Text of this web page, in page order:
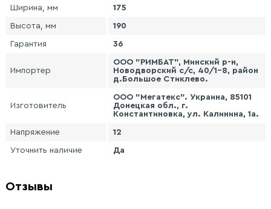
Ширина, мм 175
Высота, мм 190
Гарантия 36
Импортер
ООО "РИМБАТ", Минский р-н,
Новодворский с/с, 40/1-8, район
д.Большое Стиклево.
Изготовитель
ООО "Мегатекс". Украина, 85101
Донецкая обл., г.
Константиновка, ул. Калинина, 1а.
Напряжение 12
Уточнить наличие Да
Отзывы